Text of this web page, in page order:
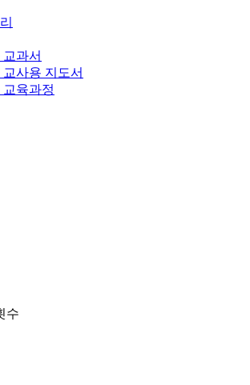
교과서
교사용 지도서
교육과정
수